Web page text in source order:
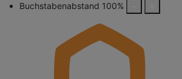
Buchstabenabstand 100%